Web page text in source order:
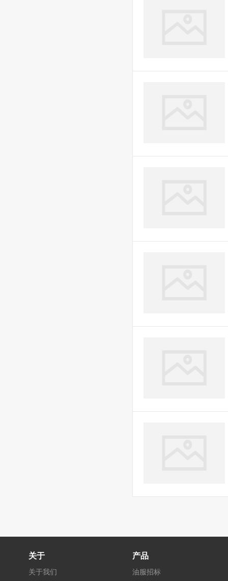
关于
关于我们
产品
油服招标